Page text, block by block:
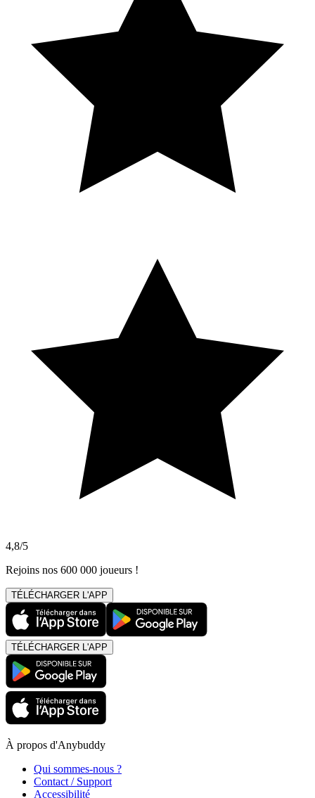
4,8/5
Rejoins nos 600 000 joueurs !
TÉLÉCHARGER L'APP
TÉLÉCHARGER L'APP
À propos d'Anybuddy
Qui sommes-nous ?
Contact / Support
Accessibilité